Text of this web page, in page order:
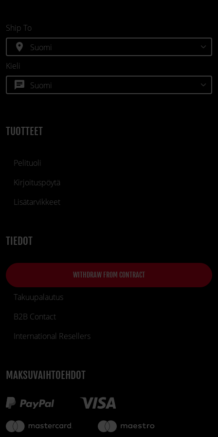
TUOTTEET
Pelituoli
Kirjoituspöytä
Lisätarvikkeet
TIEDOT
WITHDRAW FROM CONTRACT
Takuupalautus
B2B Contact
International Resellers
MAKSUVAIHTOEHDOT
Ship To
location_on
Kieli
chat